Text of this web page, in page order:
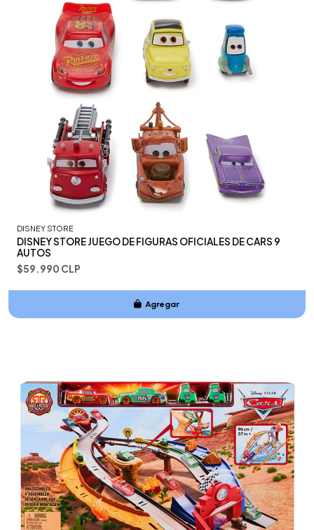
DISNEY STORE
DISNEY STORE JUEGO DE FIGURAS OFICIALES DE CARS 9
AUTOS
$59.990 CLP
Agregar